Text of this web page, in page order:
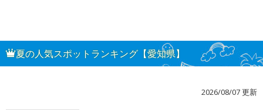
夏の人気スポットランキング【愛知県】
2026/08/07 更新